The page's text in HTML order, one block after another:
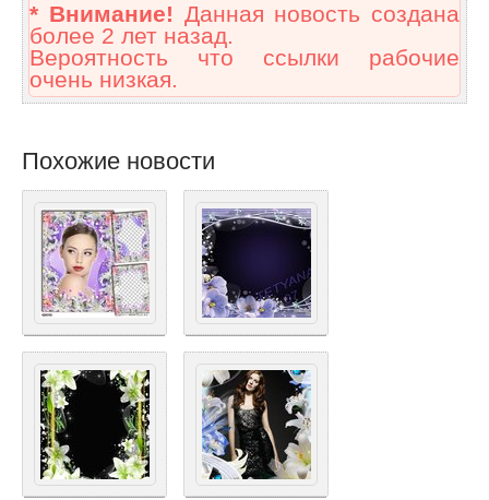
* Внимание! Данная новость создана
более 2 лет назад.
Вероятность что ссылки рабочие
очень низкая.
Похожие новости